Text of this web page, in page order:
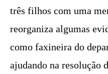
três filhos com uma
reorganiza algumas
como faxineira do
ajudando na resolução